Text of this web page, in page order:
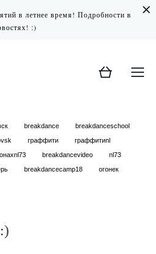
в летнее время! Подробности в
:)
breakdance
breakdanceschool
граффити
граффитиnl
breakdancevideo
nl73
breakdancecamp18 огонек